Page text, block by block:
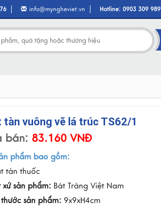
info@myngheviet.vn Hotline:0903 309 989
tàn vuông vẽ lá trúc TS62/1
bán: 83.160 VNĐ
phẩm bao gồm:
tàn thuốc
xứ sản phẩm: Bát Tràng Việt Nam
thước sản phẩm: 9x9xH4cm